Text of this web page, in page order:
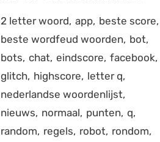
2 letter woord app beste score
beste wordfeud woorden bot
bots chat eindscore facebook
glitch highscore letter q
nederlandse woordenlijst
nieuws normaal punten q
random regels robot rondom